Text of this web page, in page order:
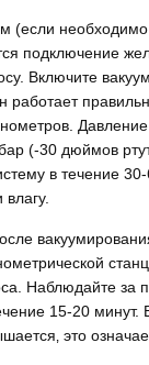
(если
подключение
Включите
работает
(-30 дюймов
в течение
влагу.
Наблюдайте за
15-20 минут.
это